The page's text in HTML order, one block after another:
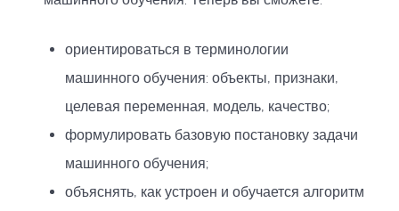
ориентироваться в терминологии
машинного обучения: объекты, признаки,
целевая переменная, модель, качество;
формулировать базовую постановку задачи
машинного обучения;
объяснять, как устроен и обучается алгоритм